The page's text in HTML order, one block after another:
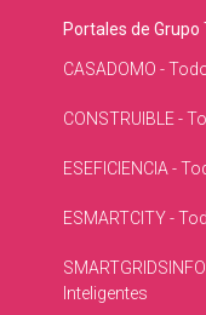
Portales de Grupo
CASADOMO -
CONSTRUIBLE -
ESEFICIENCIA -
ESMARTCITY -
Inteligentes